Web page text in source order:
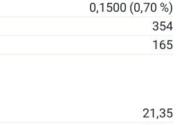
0,1500 (0,70 %)
354
165
21,35